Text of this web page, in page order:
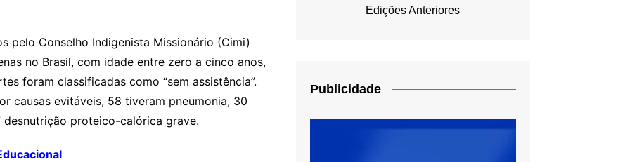
pelo Conselho Indigenista Missionário (Cimi)
no Brasil, com idade entre zero a cinco anos,
foram classificadas como “sem assistência”.
causas evitáveis, 58 tiveram pneumonia, 30
proteico-calórica grave.
Edições Anteriores
Publicidade